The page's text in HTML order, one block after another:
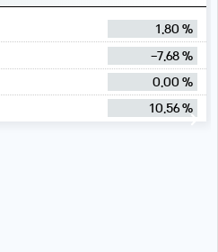
1.80 %
-7.68 %
0.00 %
10.56 %